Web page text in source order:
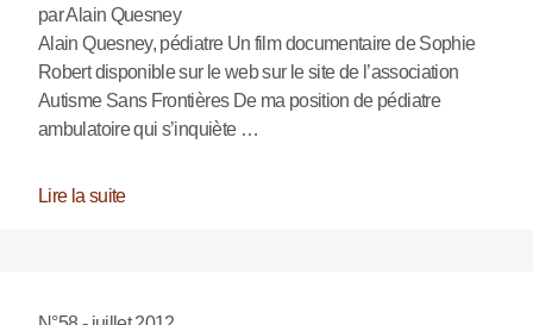
par Alain Quesney
Alain Quesney, pédiatre Un film documentaire de Sophie
Robert disponible sur le web sur le site de l’association
Autisme Sans Frontières De ma position de pédiatre
ambulatoire qui s’inquiète …
Lire la suite